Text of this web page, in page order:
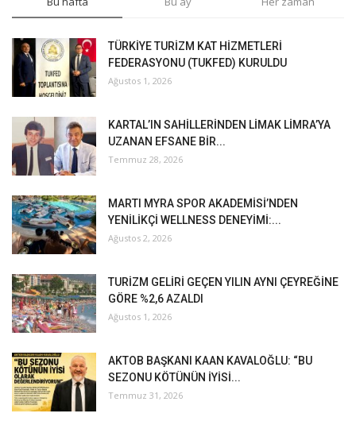
TÜRKİYE TURİZM KAT HİZMETLERİ
FEDERASYONU (TUKFED) KURULDU
Ağustos 1, 2026
KARTAL’IN SAHİLLERİNDEN LİMAK LİMRA’YA
UZANAN EFSANE BİR...
Temmuz 28, 2026
MARTI MYRA SPOR AKADEMİSİ’NDEN
YENİLİKÇİ WELLNESS DENEYİMİ:...
Ağustos 2, 2026
TURİZM GELİRİ GEÇEN YILIN AYNI ÇEYREĞİNE
GÖRE %2,6 AZALDI
Ağustos 1, 2026
AKTOB BAŞKANI KAAN KAVALOĞLU: “BU
SEZONU KÖTÜNÜN İYİSİ...
Temmuz 31, 2026